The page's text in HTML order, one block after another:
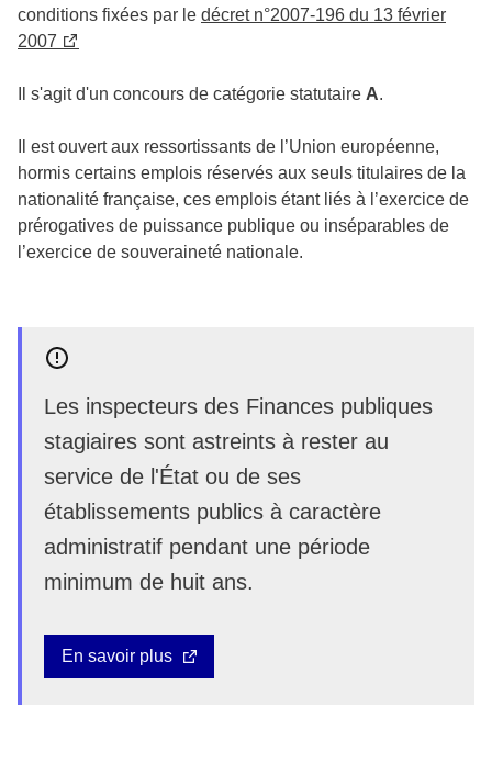
conditions fixées par le décret n°2007-196 du 13 février
2007
Il s'agit d'un concours de catégorie statutaire A.
Il est ouvert aux ressortissants de l’Union européenne,
hormis certains emplois réservés aux seuls titulaires de la
nationalité française, ces emplois étant liés à l’exercice de
prérogatives de puissance publique ou inséparables de
l’exercice de souveraineté nationale.
Les inspecteurs des Finances publiques
stagiaires sont astreints à rester au
service de l'État ou de ses
établissements publics à caractère
administratif pendant une période
minimum de huit ans.
En savoir plus